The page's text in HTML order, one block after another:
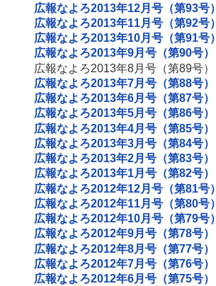
広報なよろ2013年12月号（第93号）
広報なよろ2013年11月号（第92号）
広報なよろ2013年10月号（第91号）
広報なよろ2013年9月号（第90号）
広報なよろ2013年8月号（第89号）
広報なよろ2013年7月号（第88号）
広報なよろ2013年6月号（第87号）
広報なよろ2013年5月号（第86号）
広報なよろ2013年4月号（第85号）
広報なよろ2013年3月号（第84号）
広報なよろ2013年2月号（第83号）
広報なよろ2013年1月号（第82号）
広報なよろ2012年12月号（第81号）
広報なよろ2012年11月号（第80号）
広報なよろ2012年10月号（第79号）
広報なよろ2012年9月号（第78号）
広報なよろ2012年8月号（第77号）
広報なよろ2012年7月号（第76号）
広報なよろ2012年6月号（第75号）